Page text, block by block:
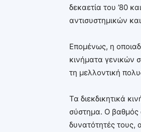
δεκαετία του ’80
αντισυστημικών
Επομένως, η
κινήματα γενικών
τη μελλοντική
Τα διεκδικητικά
σύστημα. Ο βαθμός
δυνατότητές τους,